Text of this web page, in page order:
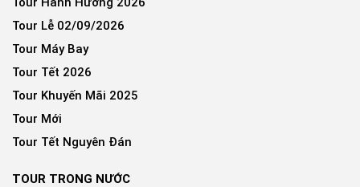
Tour Lễ 02/09/2026
Tour Máy Bay
Tour Tết 2026
Tour Khuyến Mãi 2025
Tour Mới
Tour Tết Nguyên Đán
TOUR TRONG NƯỚC